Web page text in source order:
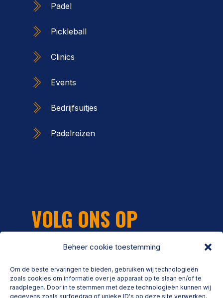
Beheer cookie toestemming
Om de beste ervaringen te bieden, gebruiken wij technologieën
zoals cookies om informatie over je apparaat op te slaan en/of te
raadplegen. Door in te stemmen met deze technologieën kunnen wij
gegevens zoals surfgedrag of unieke ID's op deze site verwerken.
Padel
Pickleball
Clinics
Events
Bedrijfsuitjes
Padelreizen
VOLG ONS OP